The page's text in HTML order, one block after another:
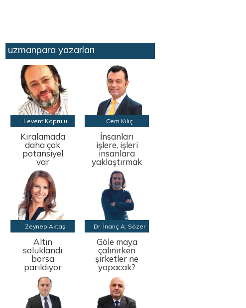
uzmanpara yazarları
Levent Köprülü
Kiralamada
daha çok
potansiyel
var
Cem Kılıç
İnsanları
işlere, işleri
insanlara
yaklaştırmak
Zeynep Aktaş
Altın
soluklandı
borsa
parıldıyor
Dr. İnanç A. Sözer
Göle maya
çalınırken
şirketler ne
yapacak?